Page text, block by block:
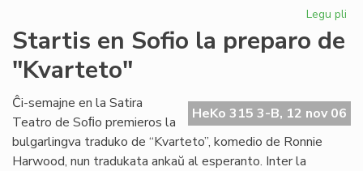
Legu pli
kaj
Startis en Sofio la preparo de
"Kvarteto"
HeKo 315 3-B, 12 nov 06
Ĉi-semajne en la Satira
Teatro de Soﬁo premieros la
bulgarlingva traduko de “Kvarteto”, komedio de Ronnie
Harwood, nun tradukata ankaŭ al esperanto. Inter la